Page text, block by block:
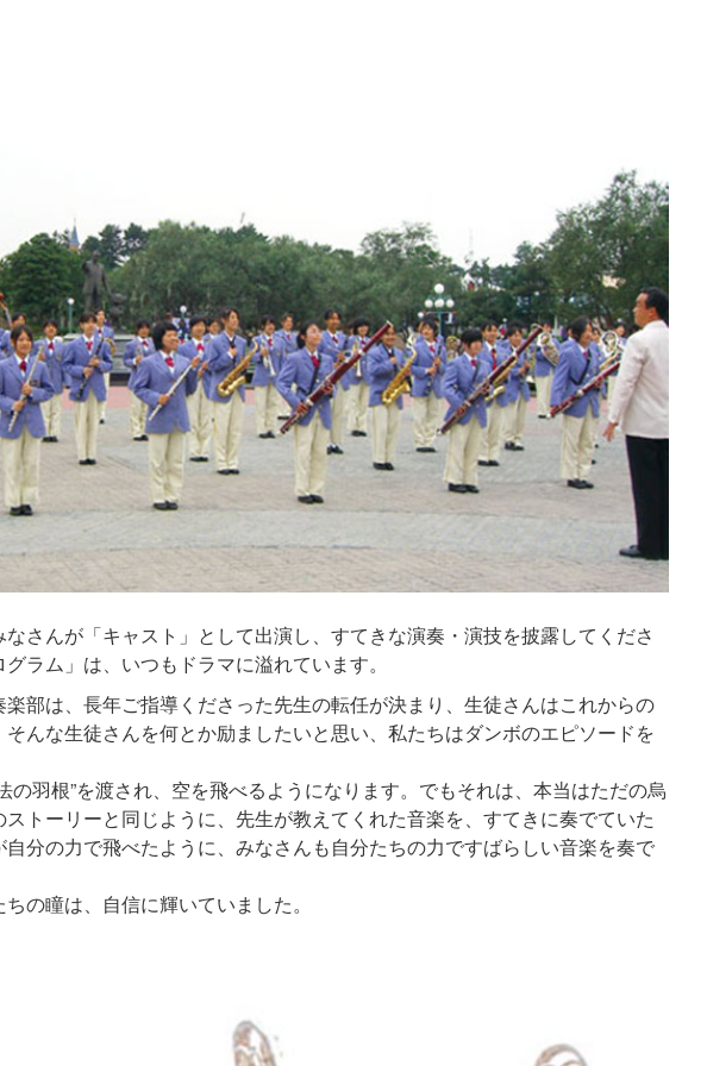
さんが「キャスト」として出演し、すてきな演奏・演技を披露してくださ
ラム」は、いつもドラマに溢れています。
部は、長年ご指導くださった先生の転任が決まり、生徒さんはこれからの
んな生徒さんを何とか励ましたいと思い、私たちはダンボのエピソードを
の羽根”を渡され、空を飛べるようになります。でもそれは、本当はただの烏
トーリーと同じように、先生が教えてくれた音楽を、すてきに奏でていた
分の力で飛べたように、みなさんも自分たちの力ですばらしい音楽を奏で
の瞳は、自信に輝いていました。